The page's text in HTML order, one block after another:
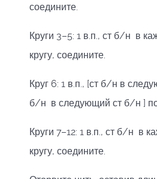
соедините.
Круги 3–5: 1 в.п., ст б/н в
кругу, соедините.
Круг 6: 1 в.п., [ст б/н в
б/н в следующий ст б/н ] по
Круги 7–12: 1 в.п., ст б/н в
кругу, соедините.